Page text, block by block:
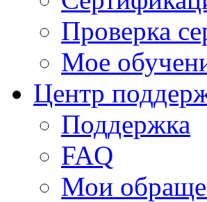
Проверка
Мое
Центр
Поддержка
FAQ
Мои